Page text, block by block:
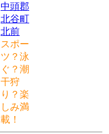
中頭郡
北谷町
北前
スポー
ツ？泳
ぐ？潮
干狩
り？楽
しみ満
載！